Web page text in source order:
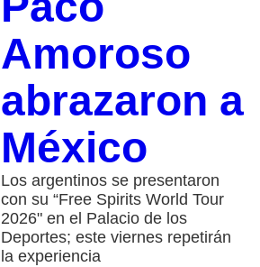
Amoroso
abrazaron a
México
Los argentinos se presentaron
con su “Free Spirits World Tour
2026" en el Palacio de los
Deportes; este viernes repetirán
la experiencia